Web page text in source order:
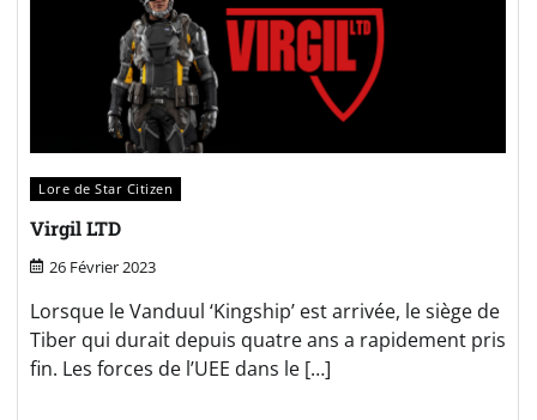
Lore de Star Citizen
Virgil LTD
26 Février 2023
Lorsque le Vanduul ‘Kingship’ est arrivée, le siège de
Tiber qui durait depuis quatre ans a rapidement pris
fin. Les forces de l’UEE dans le […]